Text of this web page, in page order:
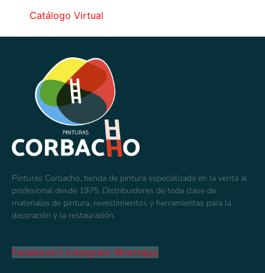
Catálogo Virtual
Pinturas Corbacho, tienda de pintura especializada en la venta al
profesional desde 1975. Distribuidores de toda clase de
materiales de pintura, revestimientos y herramientas para la
decoración y la restauración.
Facebook-f Instagram Whatsapp